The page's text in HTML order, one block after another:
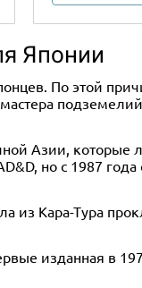
Японии
По этой
Азии, которые
но с 1987 года
Кара-Тура
изданная в